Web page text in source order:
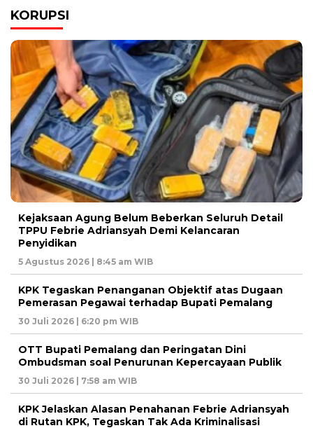
KORUPSI
Kejaksaan Agung Belum Beberkan Seluruh Detail
TPPU Febrie Adriansyah Demi Kelancaran
Penyidikan
5 Agustus 2026 | 8:45 am WIB
KPK Tegaskan Penanganan Objektif atas Dugaan
Pemerasan Pegawai terhadap Bupati Pemalang
30 Juli 2026 | 6:20 pm WIB
OTT Bupati Pemalang dan Peringatan Dini
Ombudsman soal Penurunan Kepercayaan Publik
30 Juli 2026 | 7:58 am WIB
KPK Jelaskan Alasan Penahanan Febrie Adriansyah
di Rutan KPK, Tegaskan Tak Ada Kriminalisasi